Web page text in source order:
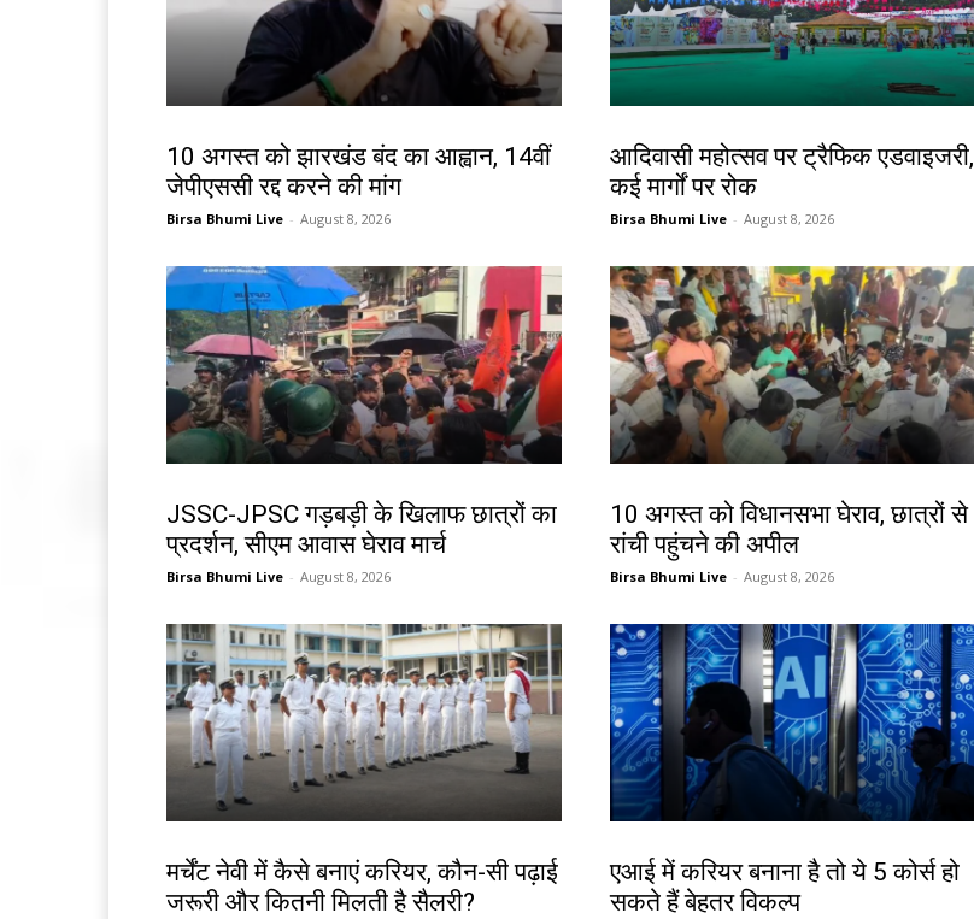
10 अगस्त को झारखंड बंद का आह्वान, 14वीं
जेपीएससी रद्द करने की मांग
Birsa Bhumi Live - August 8, 2026
आदिवासी महोत्सव पर ट्रैफिक एडवाइजरी,
कई मार्गों पर रोक
Birsa Bhumi Live - August 8, 2026
JSSC-JPSC गड़बड़ी के खिलाफ छात्रों का
प्रदर्शन, सीएम आवास घेराव मार्च
Birsa Bhumi Live - August 8, 2026
10 अगस्त को विधानसभा घेराव, छात्रों से
रांची पहुंचने की अपील
Birsa Bhumi Live - August 8, 2026
मर्चेंट नेवी में कैसे बनाएं करियर, कौन-सी पढ़ाई
जरूरी और कितनी मिलती है सैलरी?
एआई में करियर बनाना है तो ये 5 कोर्स हो
सकते हैं बेहतर विकल्प